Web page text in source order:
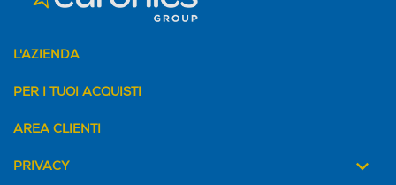
L'AZIENDA
PER I TUOI ACQUISTI
AREA CLIENTI
PRIVACY